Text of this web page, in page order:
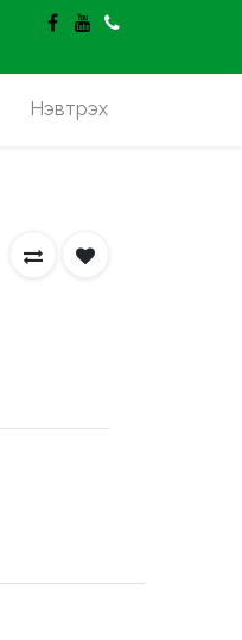
Нэвтрэх